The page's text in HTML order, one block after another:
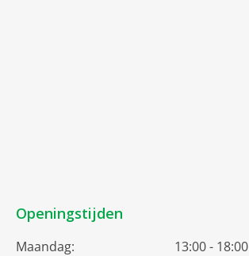
Openingstijden
Maandag:
13:00 - 18:00